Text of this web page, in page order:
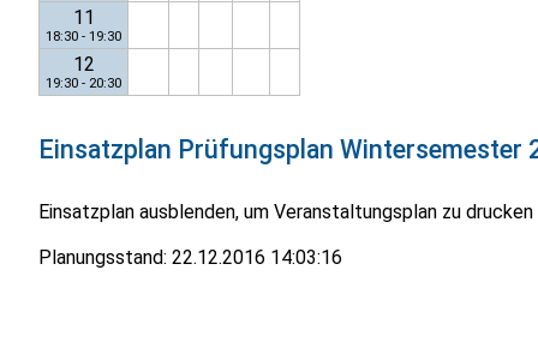
11
18:30 - 19:30
12
19:30 - 20:30
Einsatzplan Prüfungsplan Wintersemester
Einsatzplan ausblenden, um Veranstaltungsplan zu drucken
Planungsstand: 22.12.2016 14:03:16